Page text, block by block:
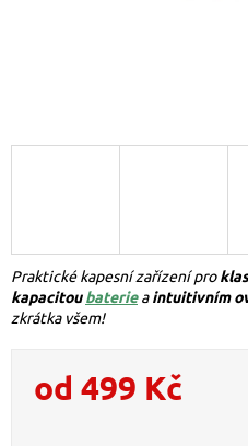
od 499 Kč
Praktické kapesní zařízení pro
kapacitoubaterie aintuitivním
zkrátka všem!